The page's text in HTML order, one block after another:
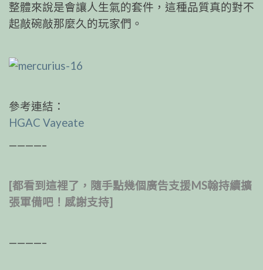
整體來說是會讓人生氣的套件，這種品質真的對不
起敲碗敲那麼久的玩家們。
參考連結：
HGAC Vayeate
————–
[都看到這裡了，隨手點幾個廣告支援MS翰持續擴
張軍備吧！感謝支持]
————–